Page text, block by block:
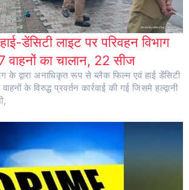
डेंसिटी लाइट पर परिवहन विभाग
वाहनों का चालान, 22 सीज
के द्वारा अनाधिकृत रूप से ब्लैक फिल्म एवं हाई डेंसिटी
के विरुद्ध प्रवर्तन कार्रवाई की गई जिसमे हल्द्वानी